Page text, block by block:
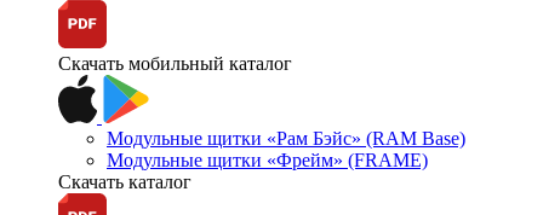
Скачать мобильный каталог
Модульные щитки «Рам Бэйс» (RAM Base)
Модульные щитки «Фрейм» (FRAME)
Скачать каталог